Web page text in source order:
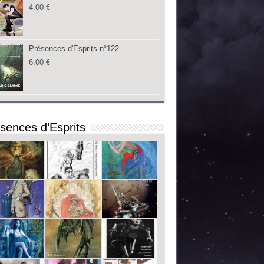
4.00 €
Présences d'Esprits n°122
6.00 €
d’Esprits